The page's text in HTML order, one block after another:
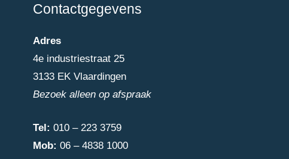
Contactgegevens
Adres
4e industriestraat 25
3133 EK Vlaardingen
Bezoek alleen op afspraak
Tel: 010 – 223 3759
Mob: 06 – 4838 1000